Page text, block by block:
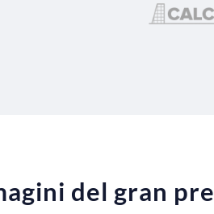
del gran